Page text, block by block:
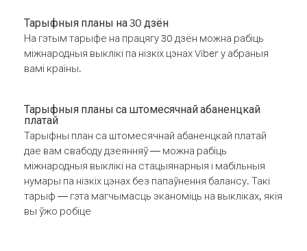
Тарыфныя планы на 30 дзён
На гэтым тарыфе на працягу 30 дзён можна рабіць
міжнародныя выклікі па нізкіх цэнах Viber у абраныя
вамі краіны.
Тарыфныя планы са штомесячнай абаненцкай
платай
Тарыфны план са штомесячнай абаненцкай платай
дае вам свабоду дзеянняў — можна рабіць
міжнародныя выклікі на стацыянарныя і мабільныя
нумары па нізкіх цэнах без папаўнення балансу. Такі
тарыф — гэта магчымасць эканоміць на выкліках, якія
вы ўжо робіце